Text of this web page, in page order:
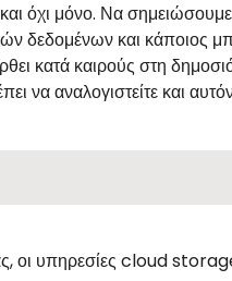
όχι μόνο. Να σημειώσουμε
δεδομένων και κάποιος
κατά καιρούς στη
αναλογιστείτε και
οι υπηρεσίες cloud